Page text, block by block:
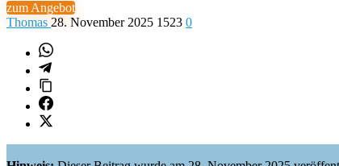
zum Angebot
Thomas 28. November 2025 1523 0